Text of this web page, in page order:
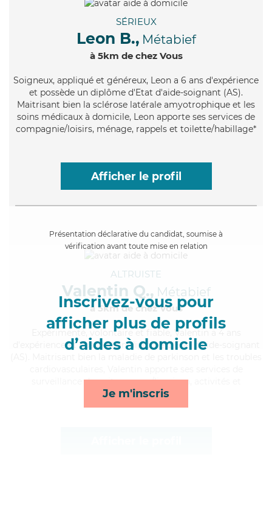
SÉRIEUX
Leon B., Métabief
à 5km de chez Vous
Soigneux, appliqué et généreux, Leon a 6 ans d'expérience
et possède un diplôme d'Etat d'aide-soignant (AS).
Maitrisant bien la sclérose latérale amyotrophique et les
soins médicaux à domicile, Leon apporte ses services de
compagnie/loisirs, ménage, rappels et toilette/habillage*
Afficher le profil
Présentation déclarative du candidat, soumise à
vérification avant toute mise en relation
Inscrivez-vous pour
afficher plus de profils
d’aides à domicile
Je m'inscris
ALTRUISTE
Valentin Q., Métabief
à 5km de chez Vous
, volontaire et fiable, Valentin a 4 ans
d'expérience et possède un diplôme d'Etat d'aide-soignant
surveillance de nuit, courses/livraison, activités et
compagnie/loisirs*